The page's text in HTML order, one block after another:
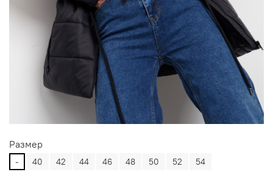
Размер
- 40 42 44 46 48 50 52 54